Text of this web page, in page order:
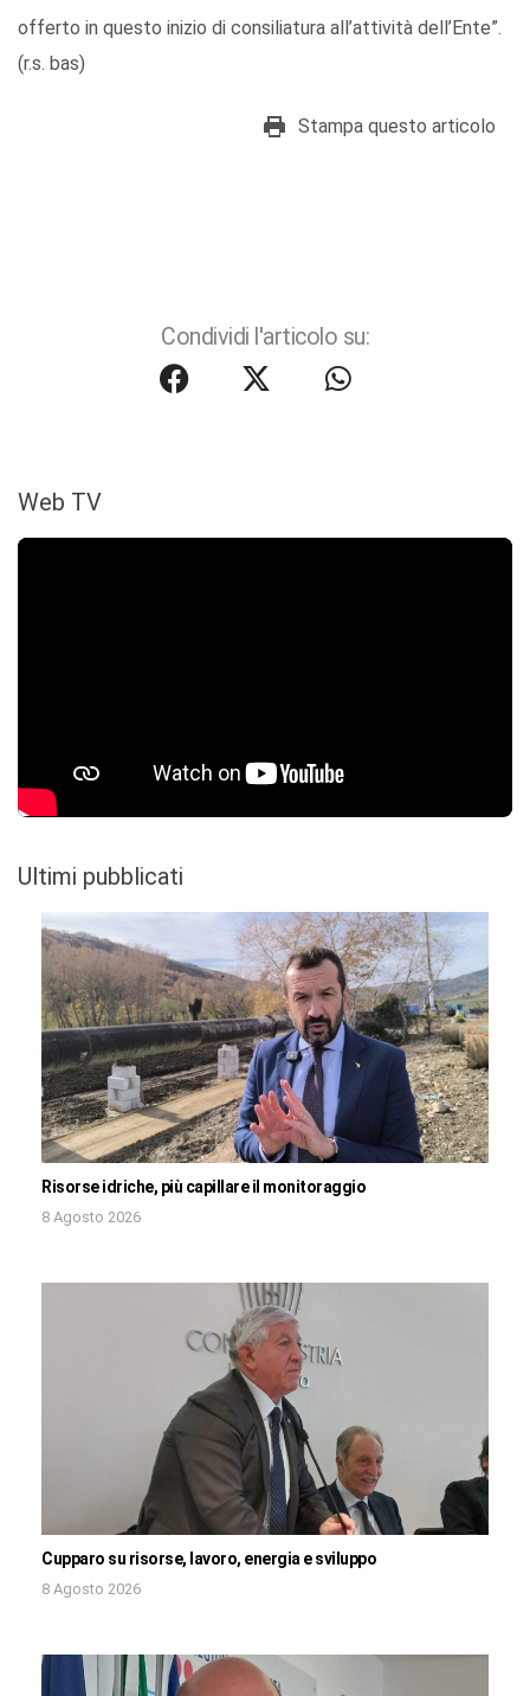
offerto in questo inizio di consiliatura all’attività dell’Ente”.
(r.s. bas)
Stampa questo articolo
Condividi l'articolo su:
Web TV
Ultimi pubblicati
Risorse idriche, più capillare il monitoraggio
8 Agosto 2026
Cupparo su risorse, lavoro, energia e sviluppo
8 Agosto 2026